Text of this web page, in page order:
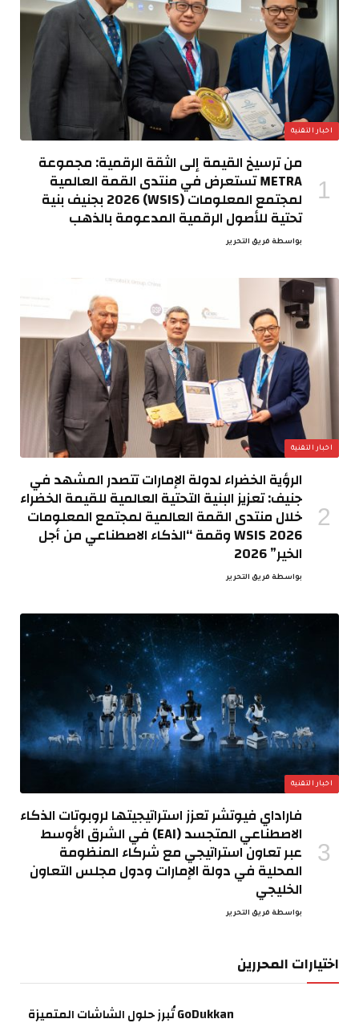
اخبار التقنية
من ترسيخ القيمة إلى الثقة الرقمية: مجموعة
METRA تستعرض في منتدى القمة العالمية
لمجتمع المعلومات (WSIS) 2026 بجنيف بنية
تحتية للأصول الرقمية المدعومة بالذهب
بواسطة فريق التحرير
اخبار التقنية
الرؤية الخضراء لدولة الإمارات تتصدر المشهد في
جنيف: تعزيز البنية التحتية العالمية للقيمة الخضراء
خلال منتدى القمة العالمية لمجتمع المعلومات
WSIS 2026 وقمة “الذكاء الاصطناعي من أجل
الخير” 2026
بواسطة فريق التحرير
اخبار التقنية
فاراداي فيوتشر تعزز استراتيجيتها لروبوتات الذكاء
الاصطناعي المتجسد (EAI) في الشرق الأوسط
عبر تعاون استراتيجي مع شركاء المنظومة
المحلية في دولة الإمارات ودول مجلس التعاون
الخليجي
بواسطة فريق التحرير
اختيارات المحررين
GoDukkan تُبرز حلول الشاشات المتميزة